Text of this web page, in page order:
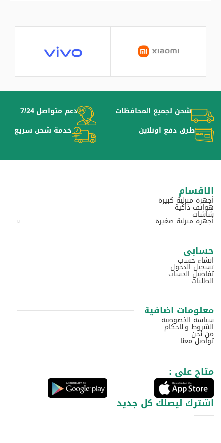
شحن لجميع المحافظات
دعم متواصل 7/24
طرق دفع اونلاين
خدمة شحن سريع
الاقسام
أجهزة منزلية كبيرة
هواتف ذاكية
شاشات
أجهزة منزلية صغيرة
حسابى
انشاء حساب
تسجيل الدخول
تفاصيل الحساب
الطلبات
معلومات اضافية
سياسه الخصوصيه
الشروط والاحكام
من نحن
تواصل معنا
متاح علي :
اشترك ليصلك كل جديد